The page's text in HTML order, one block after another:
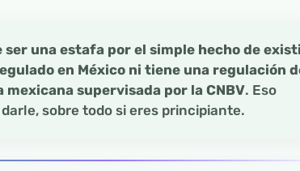
ser una estafa por el simple hecho de
en México ni tiene una regulación
mexicana supervisada por la CNBV. Eso
sobre todo si eres principiante.